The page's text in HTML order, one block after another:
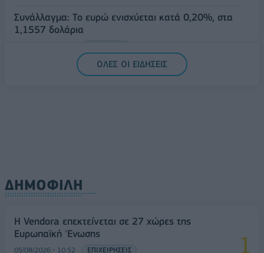
Συνάλλαγμα: Το ευρώ ενισχύεται κατά 0,20%, στα
1,1557 δολάρια
ΟΛΕΣ ΟΙ ΕΙΔΗΣΕΙΣ
ΔΗΜΟΦΙΛΗ
Η Vendora επεκτείνεται σε 27 χώρες της
Ευρωπαϊκή 'Ενωσης
05/08/2026 - 10:52 ΕΠΙΧΕΙΡΗΣΕΙΣ